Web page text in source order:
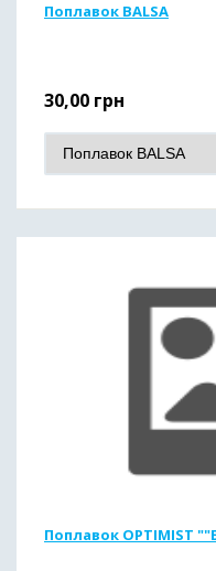
Поплавок BALSA
30,00 грн
Поплавок OPTIMIST